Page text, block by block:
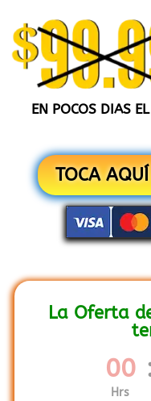
EN POCOS DIAS
TOCA
La Oferta
00
Hrs